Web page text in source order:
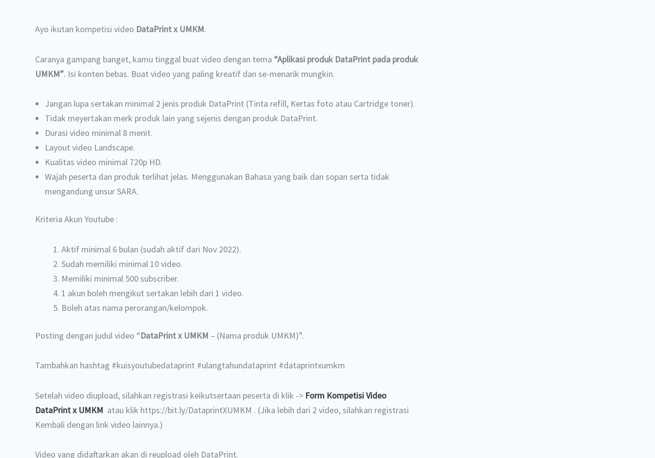
Ayo ikutan kompetisi video DataPrint x UMKM.
Caranya gampang banget, kamu tinggal buat video dengan tema “Aplikasi produk DataPrint pada produk
UMKM”. Isi konten bebas. Buat video yang paling kreatif dan se-menarik mungkin.
Jangan lupa sertakan minimal 2 jenis produk DataPrint (Tinta refill, Kertas foto atau Cartridge toner).
Tidak meyertakan merk produk lain yang sejenis dengan produk DataPrint.
Durasi video minimal 8 menit.
Layout video Landscape.
Kualitas video minimal 720p HD.
Wajah peserta dan produk terlihat jelas. Menggunakan Bahasa yang baik dan sopan serta tidak
mengandung unsur SARA.
Kriteria Akun Youtube :
Aktif minimal 6 bulan (sudah aktif dari Nov 2022).
Sudah memiliki minimal 10 video.
Memiliki minimal 500 subscriber.
1 akun boleh mengikut sertakan lebih dari 1 video.
Boleh atas nama perorangan/kelompok.
Posting dengan judul video “DataPrint x UMKM – (Nama produk UMKM)”.
Tambahkan hashtag #kuisyoutubedataprint #ulangtahundataprint #dataprintxumkm
Setelah video diupload, silahkan registrasi keikutsertaan peserta di klik -> Form Kompetisi Video
DataPrintx UMKM atau klik https://bit.ly/DataprintXUMKM . (Jika lebih dari 2 video, silahkan registrasi
Kembali dengan link video lainnya.)
Video yang didaftarkan akan di reupload oleh DataPrint.